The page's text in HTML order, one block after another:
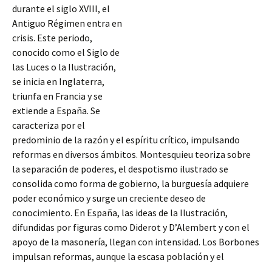
durante el siglo XVIII, el
Antiguo Régimen entra en
crisis. Este periodo,
conocido como el Siglo de
las Luces o la Ilustración,
se inicia en Inglaterra,
triunfa en Francia y se
extiende a España. Se
caracteriza por el
predominio de la razón y el espíritu crítico, impulsando
reformas en diversos ámbitos. Montesquieu teoriza sobre
la separación de poderes, el despotismo ilustrado se
consolida como forma de gobierno, la burguesía adquiere
poder económico y surge un creciente deseo de
conocimiento. En España, las ideas de la Ilustración,
difundidas por figuras como Diderot y D’Alembert y con el
apoyo de la masonería, llegan con intensidad. Los Borbones
impulsan reformas, aunque la escasa población y el